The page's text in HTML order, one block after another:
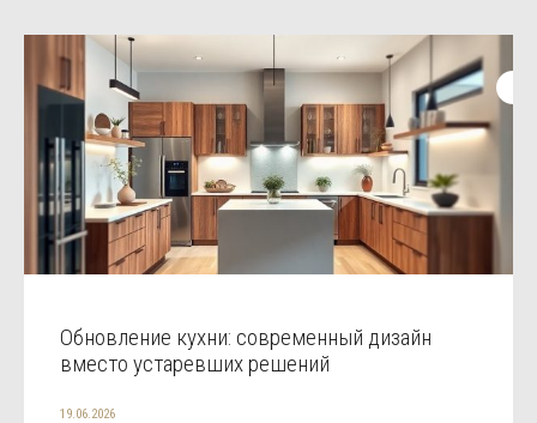
Обновление кухни: современный дизайн
вместо устаревших решений
19.06.2026